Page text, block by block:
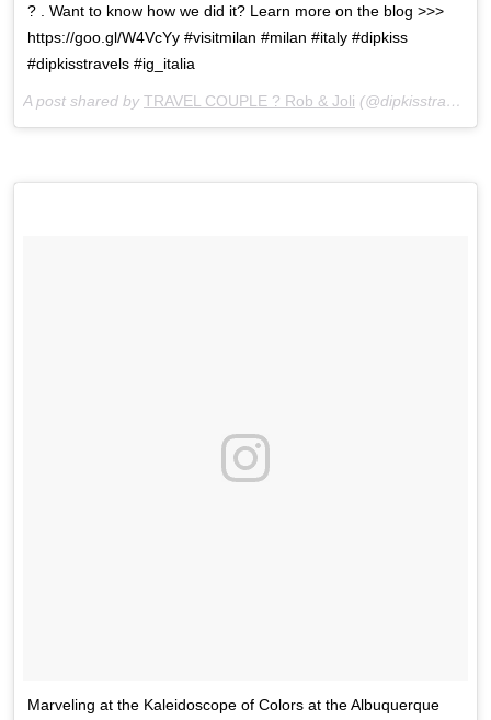
? . Want to know how we did it? Learn more on the blog >>>
https://goo.gl/W4VcYy #visitmilan #milan #italy #dipkiss
#dipkisstravels #ig_italia
A post shared by TRAVEL COUPLE ? Rob & Joli (@dipkisstravels) on
Marveling at the Kaleidoscope of Colors at the Albuquerque